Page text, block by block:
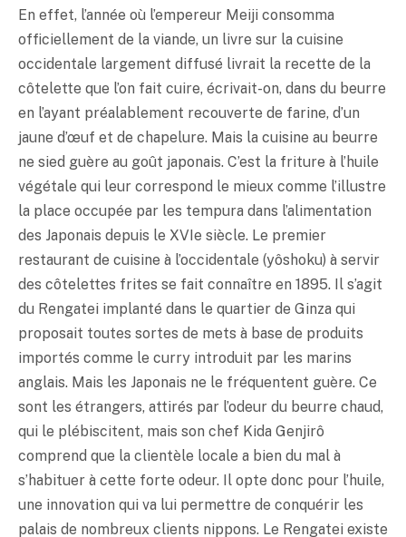
En effet, l’année où l’empereur Meiji consomma
officiellement de la viande, un livre sur la cuisine
occidentale largement diffusé livrait la recette de la
côtelette que l’on fait cuire, écrivait-on, dans du beurre
en l’ayant préalablement recouverte de farine, d’un
jaune d’œuf et de chapelure. Mais la cuisine au beurre
ne sied guère au goût japonais. C’est la friture à l’huile
végétale qui leur correspond le mieux comme l’illustre
la place occupée par les tempura dans l’alimentation
des Japonais depuis le XVIe siècle. Le premier
restaurant de cuisine à l’occidentale (yôshoku) à servir
des côtelettes frites se fait connaître en 1895. Il s’agit
du Rengatei implanté dans le quartier de Ginza qui
proposait toutes sortes de mets à base de produits
importés comme le curry introduit par les marins
anglais. Mais les Japonais ne le fréquentent guère. Ce
sont les étrangers, attirés par l’odeur du beurre chaud,
qui le plébiscitent, mais son chef Kida Genjirô
comprend que la clientèle locale a bien du mal à
s’habituer à cette forte odeur. Il opte donc pour l’huile,
une innovation qui va lui permettre de conquérir les
palais de nombreux clients nippons. Le Rengatei existe